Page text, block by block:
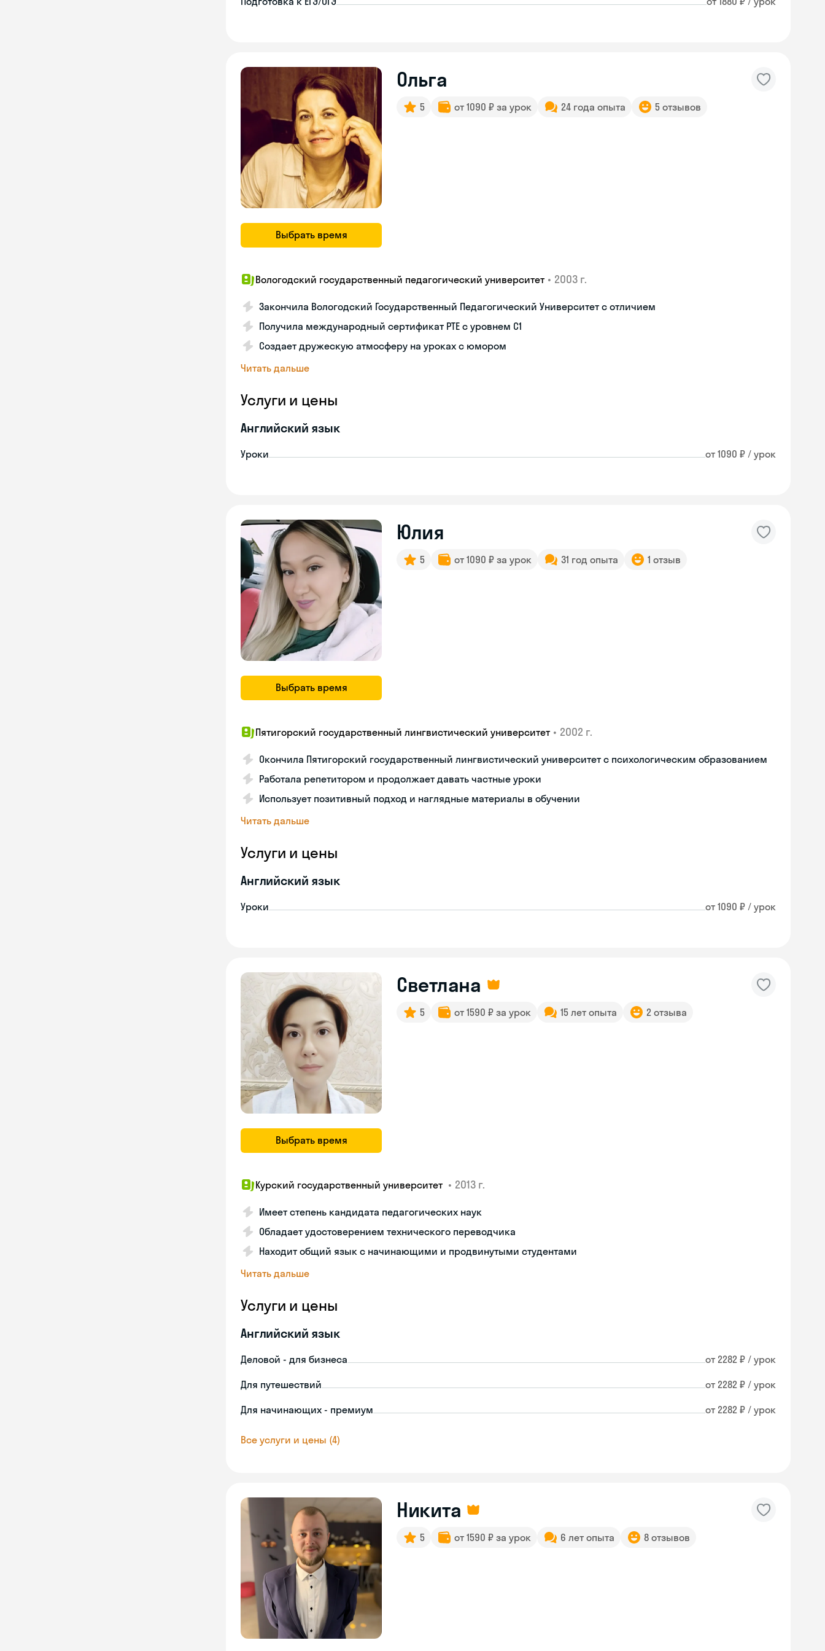
Выбрать время
Ольга
5 от 1090 ₽ за урок 24 года опыта 5 отзывов
Вологодский государственный педагогический университет • 2003 г.
Закончила Вологодский Государственный Педагогический Университет с отличием
Получила международный сертификат PTE с уровнем C1
Создает дружескую атмосферу на уроках с юмором
Читать дальше
Услуги и цены
Английский язык
Уроки от 1090 ₽ / урок
Выбрать время
Юлия
5 от 1090 ₽ за урок 31 год опыта 1 отзыв
Пятигорский государственный лингвистический университет • 2002 г.
Окончила Пятигорский государственный лингвистический университет с психологическим образованием
Работала репетитором и продолжает давать частные уроки
Использует позитивный подход и наглядные материалы в обучении
Читать дальше
Услуги и цены
Английский язык
Уроки от 1090 ₽ / урок
Выбрать время
Светлана
5 от 1590 ₽ за урок 15 лет опыта 2 отзыва
Курский государственный университет • 2013 г.
Имеет степень кандидата педагогических наук
Обладает удостоверением технического переводчика
Находит общий язык с начинающими и продвинутыми студентами
Читать дальше
Услуги и цены
Английский язык
Деловой - для бизнеса от 2282 ₽ / урок
Для путешествий от 2282 ₽ / урок
Для начинающих - премиум от 2282 ₽ / урок
Все услуги и цены (4)
Никита
5 от 1590 ₽ за урок 6 лет опыта 8 отзывов